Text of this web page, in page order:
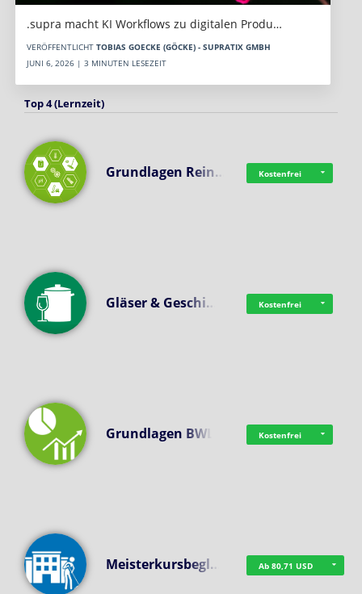
.supra macht KI Workflows zu digitalen Produ…
VERÖFFENTLICHT TOBIAS GOECKE (GÖCKE) - SUPRATIX GMBH
JUNI 6, 2026 | 3 MINUTEN LESEZEIT
Top 4 (Lernzeit)
Grundlagen Rein… Kostenfrei
Gläser & Geschi… Kostenfrei
Grundlagen BWL Kostenfrei
Meisterkursbegl… Ab 80,71 USD